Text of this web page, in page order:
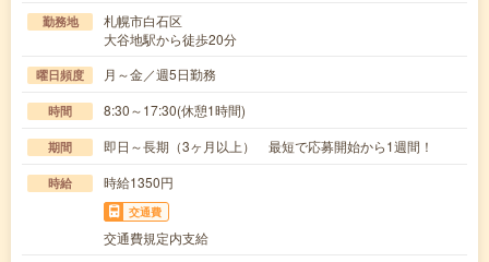
勤務地
札幌市白石区
大谷地駅から徒歩20分
曜日頻度 月～金／週5日勤務
時間 8:30～17:30(休憩1時間)
期間 即日～長期（3ヶ月以上） 最短で応募開始から1週間！
時給 時給1350円
交通費
交通費規定内支給